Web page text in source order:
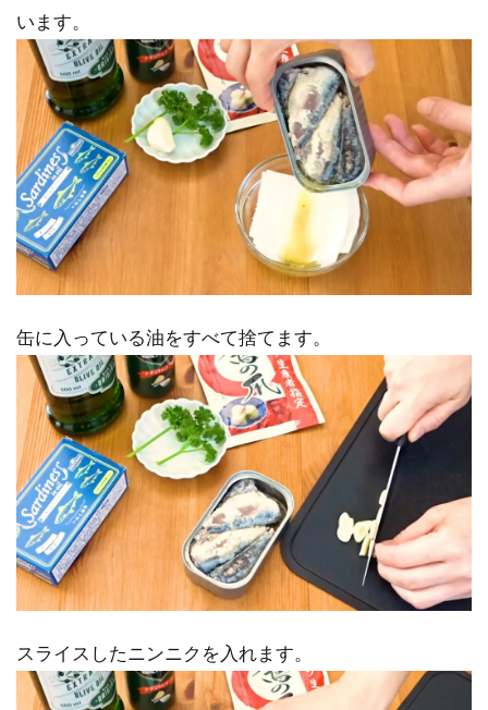
います。
缶に入っている油をすべて捨てます。
スライスしたニンニクを入れます。